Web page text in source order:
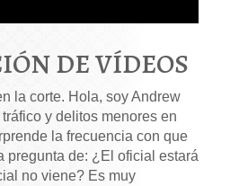
DE VÍDEOS
la corte. Hola, soy Andrew
y delitos menores en
la frecuencia con que
pregunta de: ¿El oficial estará
no viene? Es muy